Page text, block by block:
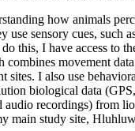
how animals
use sensory cues, such
this, I have access to
movement
I also use
biological data (GPS,
audio recordings) from
main study site,